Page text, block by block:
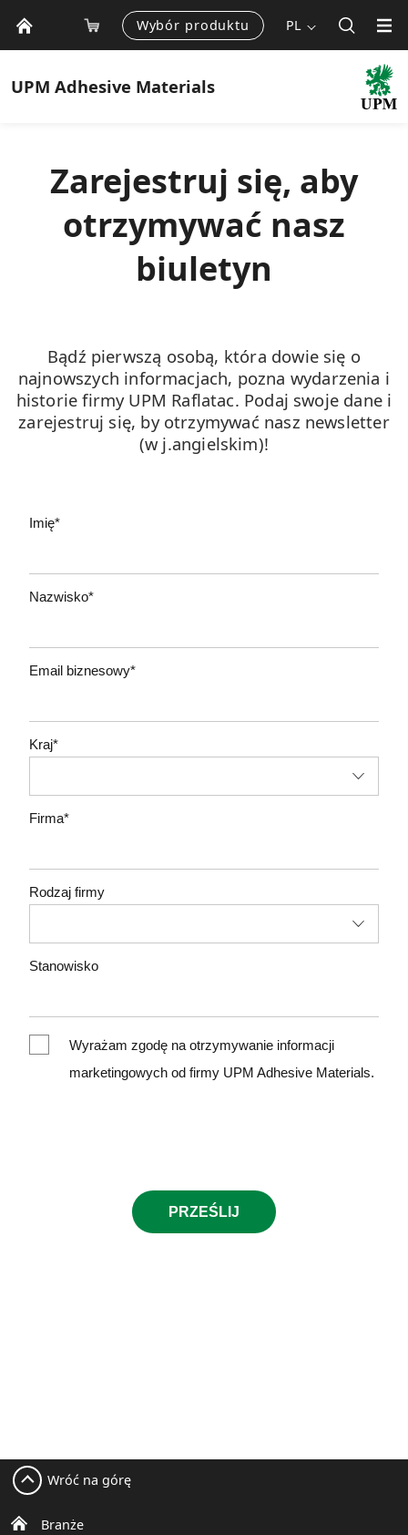
Wybór produktu PL
UPM Adhesive Materials
Zarejestruj się, aby
otrzymywać nasz
biuletyn
Bądź pierwszą osobą, która dowie się o
najnowszych informacjach, pozna wydarzenia i
historie firmy UPM Raflatac. Podaj swoje dane i
zarejestruj się, by otrzymywać nasz newsletter
(w j.angielskim)!
Branże
Wróć na górę